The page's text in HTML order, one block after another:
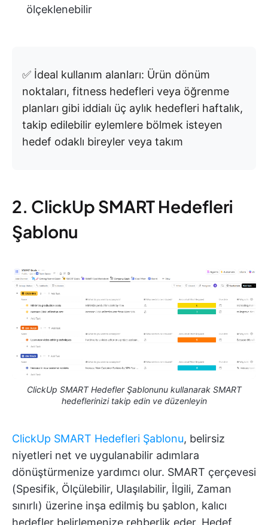
ölçeklenebilir
✅ İdeal kullanım alanları: Ürün dönüm
noktaları, fitness hedefleri veya öğrenme
planları gibi iddialı üç aylık hedefleri haftalık,
takip edilebilir eylemlere bölmek isteyen
hedef odaklı bireyler veya takım
2. ClickUp SMART Hedefleri
Şablonu
ClickUp SMART Hedefler Şablonunu kullanarak SMART
hedeflerinizi takip edin ve düzenleyin
ClickUp SMART Hedefleri Şablonu, belirsiz
niyetleri net ve uygulanabilir adımlara
dönüştürmenize yardımcı olur. SMART çerçevesi
(Spesifik, Ölçülebilir, Ulaşılabilir, İlgili, Zaman
sınırlı) üzerine inşa edilmiş bu şablon, kalıcı
hedefler belirlemenize rehberlik eder. Hedef